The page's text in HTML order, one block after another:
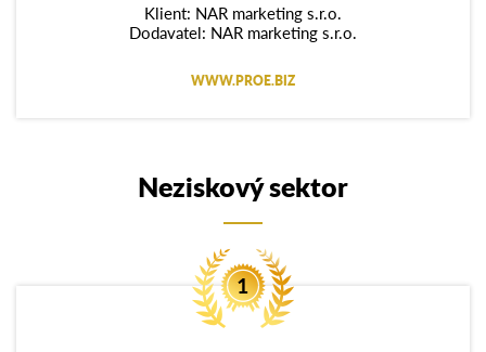
Klient: NAR marketing s.r.o.
Dodavatel: NAR marketing s.r.o.
WWW.PROE.BIZ
Neziskový sektor